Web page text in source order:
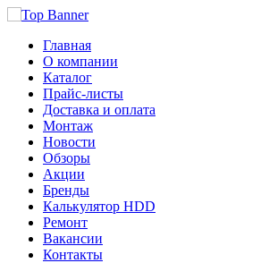
Главная
О компании
Каталог
Прайс-листы
Доставка и оплата
Монтаж
Новости
Обзоры
Акции
Бренды
Калькулятор HDD
Ремонт
Вакансии
Контакты